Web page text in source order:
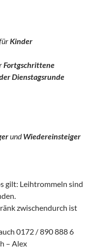
Kinder
Fortgschrittene
Dienstagsrunde
undWiedereinsteiger
gilt: Leihtrommeln sind
zwischendurch ist
0172 / 890 888 6
– Alex